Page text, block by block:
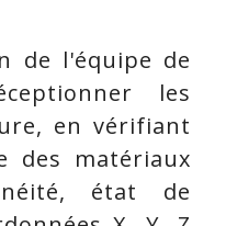
de l'équipe de
les
en vérifiant
des matériaux
état de